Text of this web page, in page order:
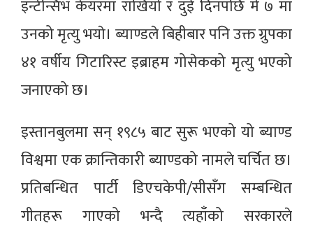
इन्टेन्सिभ केयरमा राखियाे र दुई दिनपछि मे ७ मा
उनको मृत्यु भयाे। ब्याण्डले बिहीबार पनि उक्त ग्रुपका
४१ वर्षीय गिटारिस्ट इब्राहम गोसेकको मृत्यु भएको
जनाएको छ।
इस्तानबुलमा सन् १९८५ बाट सुरू भएको यो ब्याण्ड
विश्वमा एक क्रान्तिकारी ब्याण्डको नामले चर्चित छ।
प्रतिबन्धित पार्टी डिएचकेपी/सीसँग सम्बन्धित
गीतहरू गाएको भन्दै त्यहाँको सरकारले